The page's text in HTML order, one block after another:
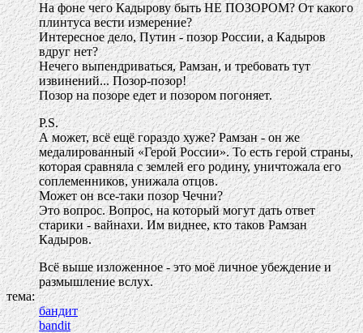
На фоне чего Кадырову быть НЕ ПОЗОРОМ? От какого
плинтуса вести измерение?
Интересное дело, Путин - позор России, а Кадыров
вдруг нет?
Нечего выпендриваться, Рамзан, и требовать тут
извинений... Позор-позор!
Позор на позоре едет и позором погоняет.
P.S.
А может, всё ещё гораздо хуже? Рамзан - он же
медалированный «Герой России». То есть герой страны,
которая сравняла с землей его родину, уничтожала его
соплеменников, унижала отцов.
Может он все-таки позор Чечни?
Это вопрос. Вопрос, на который могут дать ответ
старики - вайнахи. Им виднее, кто таков Рамзан
Кадыров.
Всё выше изложенное - это моё личное убеждение и
размышление вслух.
тема:
бандит
bandit